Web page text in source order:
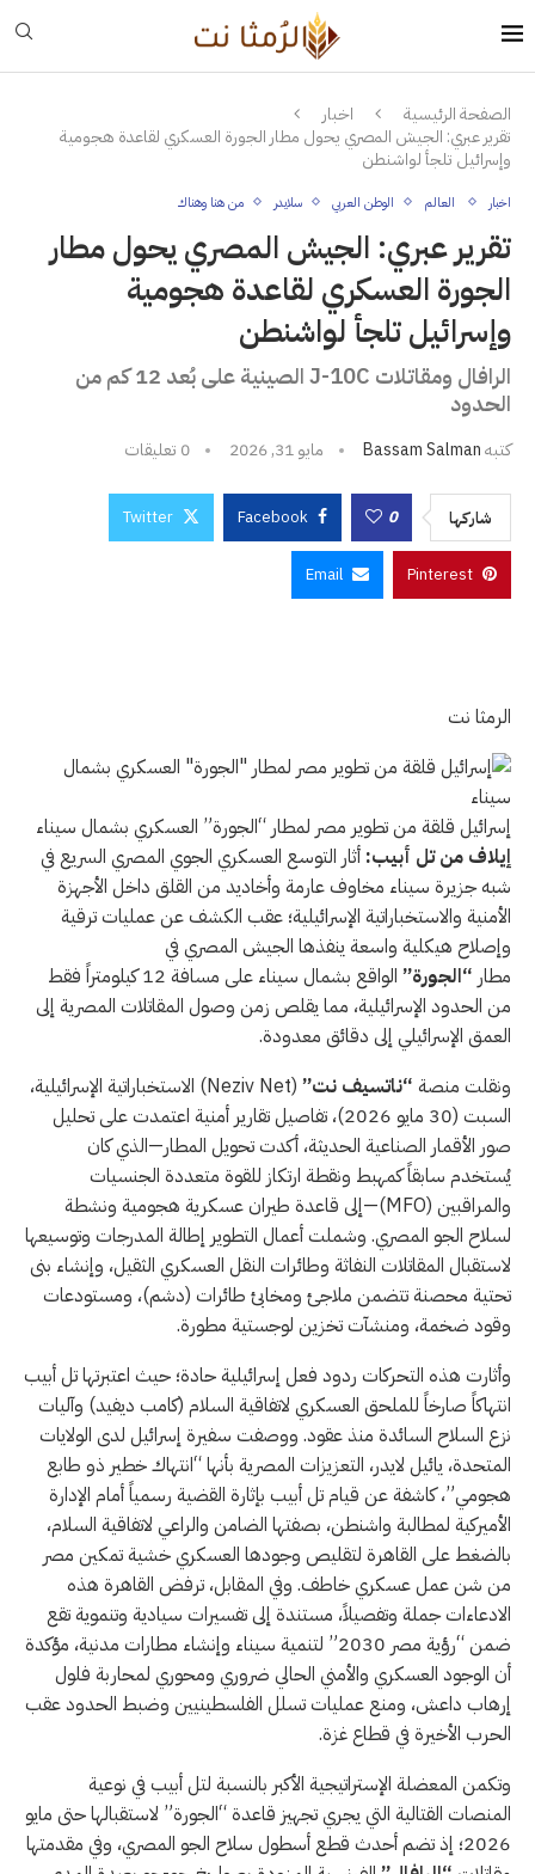
الصفحة الرئيسية
اخبار
تقرير عبري: الجيش المصري يحول مطار الجورة العسكري لقاعدة هجومية
وإسرائيل تلجأ لواشنطن
اخبار العالم الوطن العربي سلايدر من هنا وهناك
تقرير عبري: الجيش المصري يحول مطار
الجورة العسكري لقاعدة هجومية
وإسرائيل تلجأ لواشنطن
الرافال ومقاتلات J-10C الصينية على بُعد 12 كم من
الحدود
كتبهBassam Salman مايو 31, 2026 0 تعليقات
شاركها 0
Facebook
Twitter
Pinterest
Email
الرمثا نت
اضغط
لتغيير
حجم
خط
المقال.
الأحجام
المتاحة:
صغير،
متوسط،
كبير
إسرائيل قلقة من تطوير مصر لمطار “الجورة” العسكري بشمال سيناء
من
مهبط
مهجور
للمراقبين
الدوليين،
إلى
قاعدة
حصينة
تقف
على
مسافة
حجر
من
صحراء
النقب؛
تحول
مطار
“الجورة”
في
سيناء
إلى
هاجس
أمني
يقض
مضاجع
جنرالات
تل
أبيب.
إيلاف من تل أبيب: أثار التوسع العسكري الجوي المصري السريع في
شبه جزيرة سيناء مخاوف عارمة وأخاديد من القلق داخل الأجهزة
الأمنية والاستخباراتية الإسرائيلية؛ عقب الكشف عن عمليات ترقية
وإصلاح هيكلية واسعة ينفذها الجيش المصري في
مطار “الجورة”
الواقع بشمال سيناء على مسافة 12 كيلومتراً فقط
من الحدود الإسرائيلية، مما يقلص زمن وصول المقاتلات المصرية إلى
العمق الإسرائيلي إلى دقائق معدودة.
ونقلت منصة “ناتسيف نت”
(Neziv Net) الاستخباراتية الإسرائيلية،
السبت (30 مايو 2026)، تفاصيل تقارير أمنية اعتمدت على تحليل
صور الأقمار الصناعية الحديثة، أكدت تحويل المطار—الذي كان
يُستخدم سابقاً كمهبط ونقطة ارتكاز للقوة متعددة الجنسيات
والمراقبين (MFO)—إلى قاعدة طيران عسكرية هجومية ونشطة
لسلاح الجو المصري. وشملت أعمال التطوير إطالة المدرجات وتوسيعها
لاستقبال المقاتلات النفاثة وطائرات النقل العسكري الثقيل، وإنشاء بنى
تحتية محصنة تتضمن ملاجئ ومخابئ طائرات (دشم)، ومستودعات
وقود ضخمة، ومنشآت تخزين لوجستية مطورة.
وأثارت هذه التحركات ردود فعل إسرائيلية حادة؛ حيث اعتبرتها تل أبيب
انتهاكاً صارخاً للملحق العسكري لاتفاقية السلام (كامب ديفيد) وآليات
نزع السلاح السائدة منذ عقود. ووصفت سفيرة إسرائيل لدى الولايات
المتحدة، يائيل لايدر، التعزيزات المصرية بأنها “انتهاك خطير ذو طابع
هجومي”، كاشفة عن قيام تل أبيب بإثارة القضية رسمياً أمام الإدارة
الأميركية لمطالبة واشنطن، بصفتها الضامن والراعي لاتفاقية السلام،
بالضغط على القاهرة لتقليص وجودها العسكري خشية تمكين مصر
من شن عمل عسكري خاطف. وفي المقابل، ترفض القاهرة هذه
الادعاءات جملة وتفصيلاً، مستندة إلى تفسيرات سيادية وتنموية تقع
ضمن “رؤية مصر 2030” لتنمية سيناء وإنشاء مطارات مدنية، مؤكدة
أن الوجود العسكري والأمني الحالي ضروري ومحوري لمحاربة فلول
إرهاب داعش، ومنع عمليات تسلل الفلسطينيين وضبط الحدود عقب
الحرب الأخيرة في قطاع غزة.
وتكمن المعضلة الإستراتيجية الأكبر بالنسبة لتل أبيب في نوعية
المنصات القتالية التي يجري تجهيز قاعدة “الجورة” لاستقبالها حتى مايو
2026؛ إذ تضم أحدث قطع أسطول سلاح الجو المصري، وفي مقدمتها